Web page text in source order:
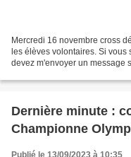
Mercredi 16 novembre cross
les élèves volontaires. Si
devez m'envoyer un message
Dernière minute :
Championne